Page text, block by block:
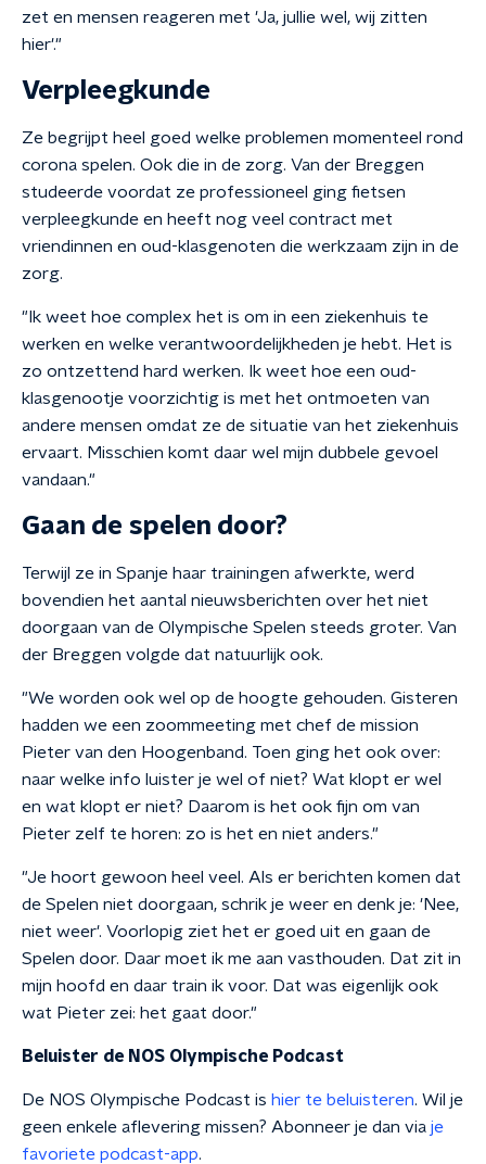
zet en mensen reageren met 'Ja, jullie wel, wij zitten
hier'."
Verpleegkunde
Ze begrijpt heel goed welke problemen momenteel rond
corona spelen. Ook die in de zorg. Van der Breggen
studeerde voordat ze professioneel ging fietsen
verpleegkunde en heeft nog veel contract met
vriendinnen en oud-klasgenoten die werkzaam zijn in de
zorg.
"Ik weet hoe complex het is om in een ziekenhuis te
werken en welke verantwoordelijkheden je hebt. Het is
zo ontzettend hard werken. Ik weet hoe een oud-
klasgenootje voorzichtig is met het ontmoeten van
andere mensen omdat ze de situatie van het ziekenhuis
ervaart. Misschien komt daar wel mijn dubbele gevoel
vandaan."
Gaan de spelen door?
Terwijl ze in Spanje haar trainingen afwerkte, werd
bovendien het aantal nieuwsberichten over het niet
doorgaan van de Olympische Spelen steeds groter. Van
der Breggen volgde dat natuurlijk ook.
"We worden ook wel op de hoogte gehouden. Gisteren
hadden we een zoommeeting met chef de mission
Pieter van den Hoogenband. Toen ging het ook over:
naar welke info luister je wel of niet? Wat klopt er wel
en wat klopt er niet? Daarom is het ook fijn om van
Pieter zelf te horen: zo is het en niet anders."
"Je hoort gewoon heel veel. Als er berichten komen dat
de Spelen niet doorgaan, schrik je weer en denk je: 'Nee,
niet weer'. Voorlopig ziet het er goed uit en gaan de
Spelen door. Daar moet ik me aan vasthouden. Dat zit in
mijn hoofd en daar train ik voor. Dat was eigenlijk ook
wat Pieter zei: het gaat door."
Beluister de NOS Olympische Podcast
De NOS Olympische Podcast is hier te beluisteren. Wil je
geen enkele aflevering missen? Abonneer je dan via je
favoriete podcast-app.